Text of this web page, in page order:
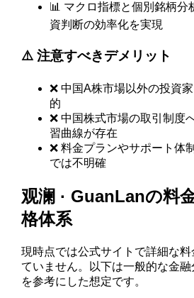
📊 マクロ指標と個別銘柄分
資判断の効率化を実現
⚠️ 注意すべきデメリット
❌ 中国A株市場以外の投資
的
❌ 中国株式市場の取引制度
習曲線が存在
❌ 料金プランやサポート体
では不明確
观澜 · GuanLanの料
格体系
現時点では公式サイトで詳細な
ていません。以下は一般的な金
を参考にした想定です。